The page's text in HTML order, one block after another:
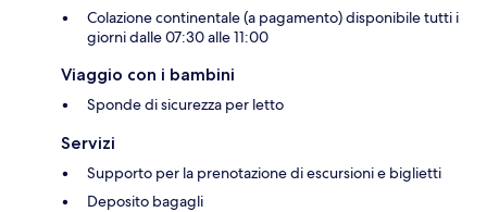
Colazione continentale (a pagamento) disponibile tutti i
giorni dalle 07:30 alle 11:00
Viaggio con i bambini
Sponde di sicurezza per letto
Servizi
Supporto per la prenotazione di escursioni e biglietti
Deposito bagagli